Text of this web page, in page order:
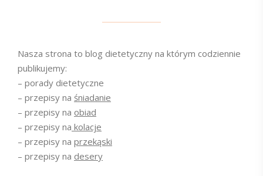
Nasza strona to blog dietetyczny na którym codziennie
publikujemy:
– porady dietetyczne
– przepisy na śniadanie
– przepisy na obiad
– przepisy na kolacje
– przepisy na przekąski
– przepisy na desery